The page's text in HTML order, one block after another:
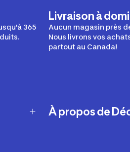
365
Livraison à
Aucun magasin près
Nous livrons vos
partout au Canada!
À propos de